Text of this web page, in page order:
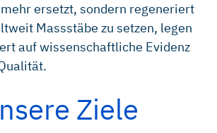
ersetzt, sondern regeneriert
Massstäbe zu setzen, legen
auf wissenschaftliche Evidenz
Ziele